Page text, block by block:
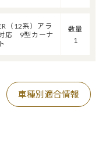
（12系）アラ
応 9型カーナ
数量
1
車種別適合情報